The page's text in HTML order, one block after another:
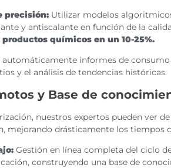
precisión: Utilizar modelos
y antiscalante en función de la
químicos en un 10-25%.
automáticamente informes de
y el análisis de tendencias históricas.
y Base de
nuestros expertos pueden ver
mejorando drásticamente los tiempos
Gestión en línea completa del ciclo
construyendo una base de